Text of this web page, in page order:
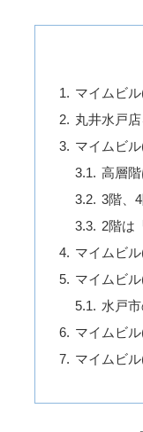
マイムビ
丸井水戸
マイムビ
高層
3階、
2階は
マイムビ
マイムビ
水戸
マイムビ
マイムビ